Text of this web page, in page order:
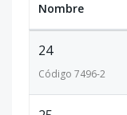
Nombre
24
Código 7496-2